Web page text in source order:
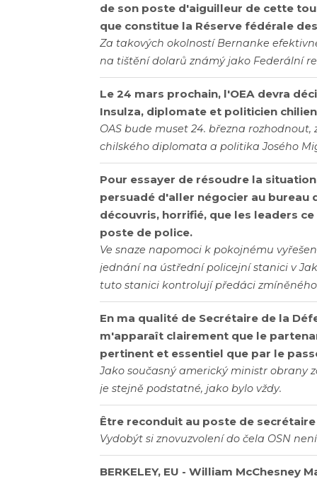
de son poste d'aiguilleur de cette
que constitue la Réserve fédérale
Za takových okolností Bernanke
na tištění dolarů známý jako Federální
Le 24 mars prochain, l'OEA devra
Insulza, diplomate et politicien
OAS bude muset 24. března
chilského diplomata a politika Josého
Pour essayer de résoudre la
persuadé d'aller négocier au bureau
découvris, horrifié, que les leaders
poste de police.
Ve snaze napomoci k pokojnému
jednání na ústřední policejní stanici v
tuto stanici kontrolují předáci
En ma qualité de Secrétaire de la
m'apparaît clairement que le
pertinent et essentiel que par le
Jako současný americký ministr obrany
je stejně podstatné, jako bylo vždy.
Être reconduit au poste de
Vydobýt si znovuzvolení do čela OSN
BERKELEY, EU - William McChesney